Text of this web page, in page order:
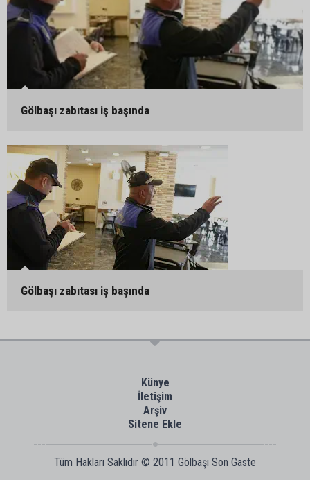
Gölbaşı zabıtası iş başında
Gölbaşı zabıtası iş başında
Künye
İletişim
Arşiv
Sitene Ekle
Tüm Hakları Saklıdır © 2011 Gölbaşı Son Gaste